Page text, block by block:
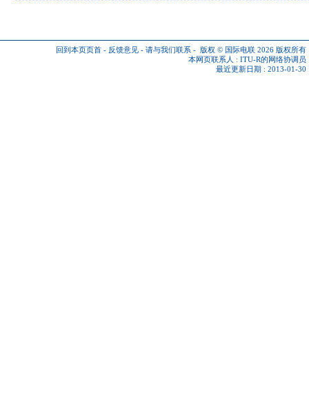
回到本页页首 - 反馈意见 - 请与我们联系 - 版权 © 国际电联 2026 版权所有
本网页联系人 : ITU-R的网络协调员
最近更新日期 : 2013-01-30